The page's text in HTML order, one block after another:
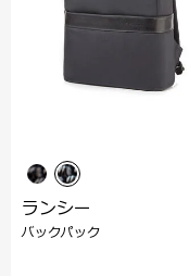
ランシー
バックパック